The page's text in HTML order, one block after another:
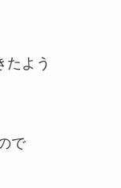
たよう
で